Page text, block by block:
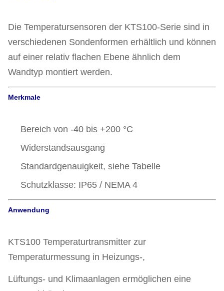
Die Temperatursensoren der KTS100-Serie sind in
verschiedenen Sondenformen erhältlich und können
auf einer relativ flachen Ebene ähnlich dem
Wandtyp montiert werden.
Merkmale
Bereich von -40 bis +200 °C
Widerstandsausgang
Standardgenauigkeit, siehe Tabelle
Schutzklasse: IP65 / NEMA 4
Anwendung
KTS100 Temperaturtransmitter zur
Temperaturmessung in Heizungs-,
Lüftungs- und Klimaanlagen ermöglichen eine